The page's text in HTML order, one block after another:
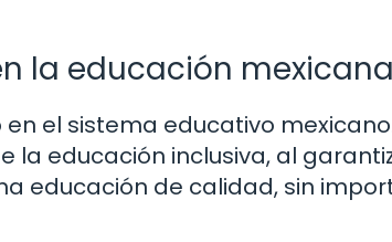
la educación mexicana
el sistema educativo
la educación inclusiva, al
educación de calidad, sin